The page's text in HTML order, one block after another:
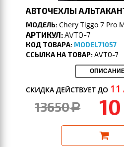
АВТОЧЕХЛЫ
МОДЕЛЬ:Chery Tiggo 7 Pro
АРТИКУЛ:AVTO-7
КОД ТОВАРА: MODEL71057
ССЫЛКА НА ТОВАР:AVTO-7
СКИДКА ДЕЙСТВУЕТ ДО 11
13650a